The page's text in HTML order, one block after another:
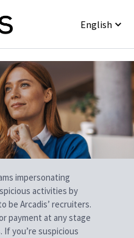
English
impersonating
activities by
be Arcadis’ recruiters.
payment at any stage
you’re suspicious